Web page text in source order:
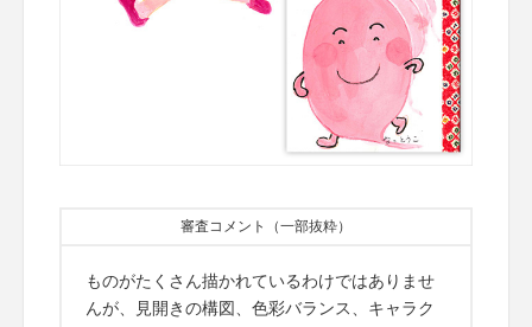
審査コメント（一部抜粋）
ものがたくさん描かれているわけではありませ
んが、見開きの構図、色彩バランス、キャラク